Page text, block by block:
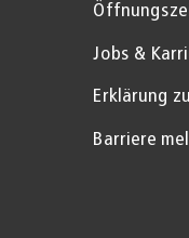
Jobs &
Erklärung
Barriere